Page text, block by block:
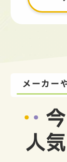
メーカー
人